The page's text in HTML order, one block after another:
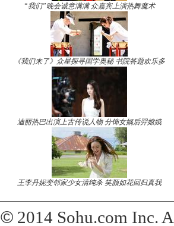
“我们”晚会诚意满满 众嘉宾上演热舞魔术
《我们来了》众星探寻国学奥秘 书院答题欢乐多
迪丽热巴出演上古传说人物 分饰女娲后羿嫦娥
王李丹妮变邻家少女清纯杀 笑颜如花回归真我
©2014 Sohu.com Inc.